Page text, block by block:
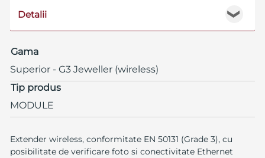
❯
Detalii
Gama
Superior - G3 Jeweller (wireless)
Tip produs
MODULE
Extender wireless, conformitate EN 50131 (Grade 3), cu
posibilitate de verificare foto si conectivitate Ethernet